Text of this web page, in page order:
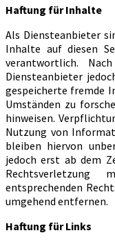
Haftung für Inhalte
Als Diensteanbieter
Inhalte auf diesen
verantwortlich.
Diensteanbieter
gespeicherte fremde
Umständen zu
hinweisen.
Nutzung von
bleiben hiervon
jedoch erst ab dem
Rechtsverletzung
entsprechenden
umgehend entfernen.
Haftung für Links